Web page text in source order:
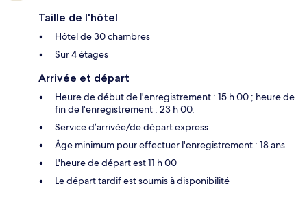
Taille de l'hôtel
Hôtel de 30 chambres
Sur 4 étages
Arrivée et départ
Heure de début de l'enregistrement : 15 h 00 ; heure de
fin de l'enregistrement : 23 h 00.
Service d’arrivée/de départ express
Âge minimum pour effectuer l'enregistrement : 18 ans
L'heure de départ est 11 h 00
Le départ tardif est soumis à disponibilité